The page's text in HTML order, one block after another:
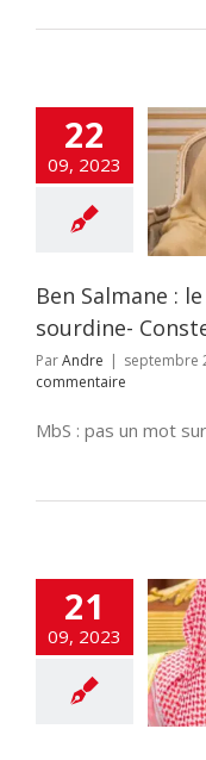
22
09, 2023
: le projet
en
à
Ben Salmane :
sourdine-
ParAndre | septembre
commentaire
MbS : pas un mot
21
09, 2023
: le
héritier
met sa
personnelle à